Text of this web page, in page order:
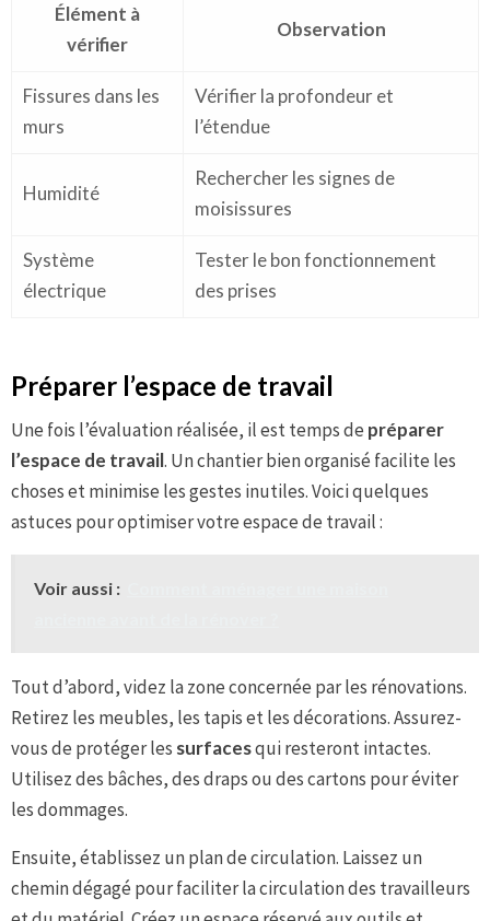
Élément à
vérifier
Observation
Fissures dans les
murs
Vérifier la profondeur et
l’étendue
Humidité
Rechercher les signes de
moisissures
Système
électrique
Tester le bon fonctionnement
des prises
Préparer l’espace de travail
Une fois l’évaluation réalisée, il est temps de préparer
l’espace de travail. Un chantier bien organisé facilite les
choses et minimise les gestes inutiles. Voici quelques
astuces pour optimiser votre espace de travail :
Voir aussi :
Tout d’abord, videz la zone concernée par les rénovations.
Retirez les meubles, les tapis et les décorations. Assurez-
vous de protéger les surfacesqui resteront intactes.
Utilisez des bâches, des draps ou des cartons pour éviter
les dommages.
Ensuite, établissez un plan de circulation. Laissez un
chemin dégagé pour faciliter la circulation des travailleurs